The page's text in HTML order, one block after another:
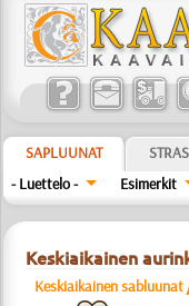
SAPLUUNAT
- Luettelo -
Esimerkit
Keskiaikainen
Keskiaikainen sabluunat